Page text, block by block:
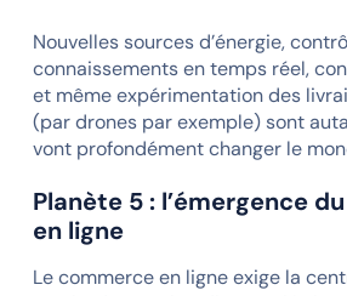
Nouvelles sources d’énergie,
connaissements en temps réel,
et même expérimentation des
(par drones par exemple) sont
vont profondément changer le
Planète 5 : l’émergence
en ligne
Le commerce en ligne exige la